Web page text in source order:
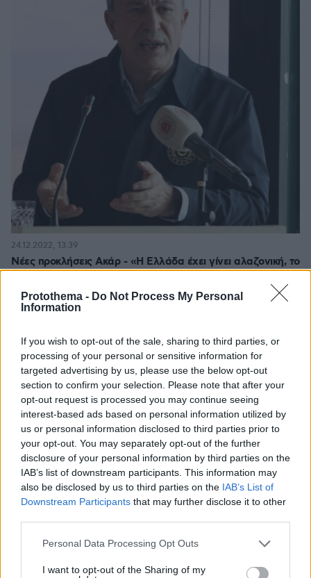
Protothema - Do Not Process My Personal
Information
If you wish to opt-out of the sale, sharing to third parties, or
processing of your personal or sensitive information for
targeted advertising by us, please use the below opt-out
section to confirm your selection. Please note that after your
opt-out request is processed you may continue seeing
interest-based ads based on personal information utilized by
us or personal information disclosed to third parties prior to
your opt-out. You may separately opt-out of the further
disclosure of your personal information by third parties on the
IAB’s list of downstream participants. This information may
also be disclosed by us to third parties on the IAB’s List of
Downstream Participants that may further disclose it to other
Please note that this website/app uses one or more Google
not limited to your visit or usage behaviour. You may click to
Personal Data Processing Opt Outs
I want to opt-out of the Sharing of my
Νέες προκλήσεις Ακάρ - «Η Ελλάδα έχει γίνει αλαζονική, το
ΝΑΤΟ να σταματήσει να την κακομαθαίνει»
24.12.2022, 13:39
ΡΟΗ ΕΙΔΗΣΕΩΝ
Ειδήσεις Δημοφιλή Σχολιασμένα
Χαλαρή έξοδος για τον Κυριάκο Μητσοτάκης και τη
σύζυγό του Μαρέβα στα Χανιά, φωτογραφίες
«Θα μπορούσε να συμβεί σύντομα»: Αισιόδοξος ξανά ο
Τραμπ για το τέλος του πολέμου με το Ιράν, «δεν
νομίζω ότι μπορούν ν' αντέξουν πολύ ακόμα»
πριν 8 λεπτά
Διακοπές στη Σίκινο
πριν 19 λεπτά
παιδιά αλλοδαπών που πηγαίνουν στις ΗΠΑ για να
πριν 20 λεπτά